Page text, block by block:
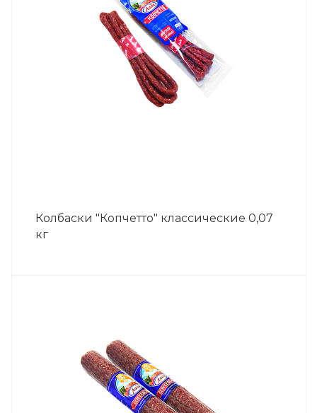
Колбаски "Копчетто" классические 0,07
кг